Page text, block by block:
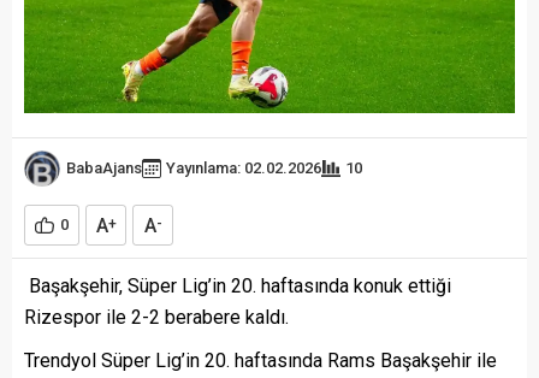
BabaAjans Yayınlama: 02.02.2026 10
0 A+ A-
Başakşehir, Süper Lig’in 20. haftasında konuk ettiği
Rizespor ile 2-2 berabere kaldı.
Trendyol Süper Lig’in 20. haftasında Rams Başakşehir ile